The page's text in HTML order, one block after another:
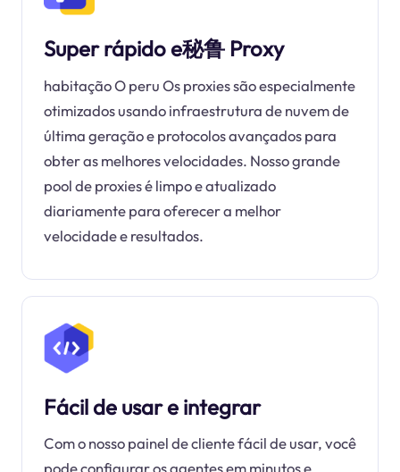
Super rápido e秘鲁 Proxy
habitação O peru Os proxies são especialmente
otimizados usando infraestrutura de nuvem de
última geração e protocolos avançados para
obter as melhores velocidades. Nosso grande
pool de proxies é limpo e atualizado
diariamente para oferecer a melhor
velocidade e resultados.
Fácil de usar e integrar
Com o nosso painel de cliente fácil de usar, você